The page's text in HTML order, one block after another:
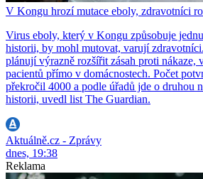
V Kongu hrozí mutace eboly, zdravotníci
Virus eboly, který v Kongu způsobuje
historii, by mohl mutovat, varují
plánují výrazně rozšířit zásah proti nákaze,
pacientů přímo v domácnostech. Počet
překročil 4000 a podle úřadů jde o druhou
historii, uvedl list The Guardian.
Aktuálně.cz - Zprávy
dnes, 19:38
Reklama